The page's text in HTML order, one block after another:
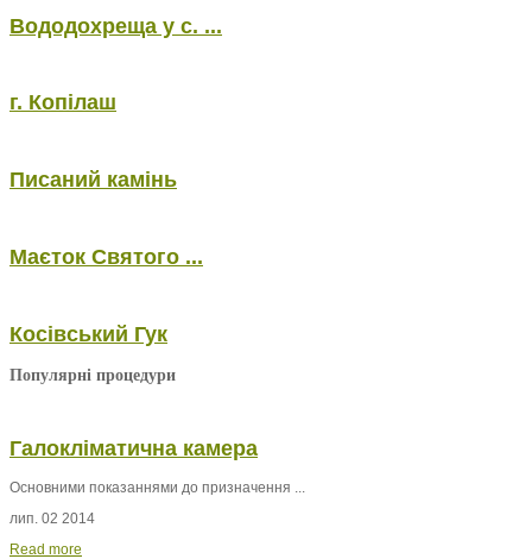
Вододохреща у с. ...
г. Копілаш
Писаний камінь
Маєток Святого ...
Косівський Гук
Популярні процедури
Галокліматична камера
Основними показаннями до призначення ...
лип. 02 2014
Read more